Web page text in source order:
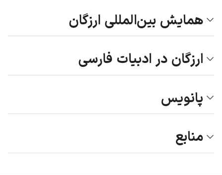
همایش بین‌المللی ارزگان
ارزگان در ادبیات فارسی
پانویس
منابع